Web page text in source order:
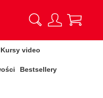
Kursy video
Bestsellery